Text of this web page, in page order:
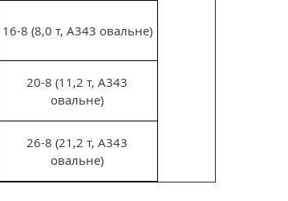
16-8 (8,0 т, А343 овальне)
20-8 (11,2 т, А343
овальне)
26-8 (21,2 т, А343
овальне)